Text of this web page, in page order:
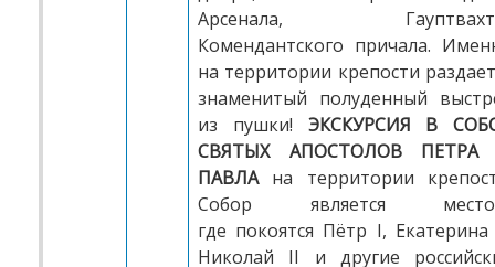
Арсенала,
Комендантского причала.
на территории крепости
знаменитый полуденный
из пушки! ЭКСКУРСИЯ В
СВЯТЫХ АПОСТОЛОВ
ПАВЛА на территории
Собор является
где покоятся Пётр I,
Николай II и другие